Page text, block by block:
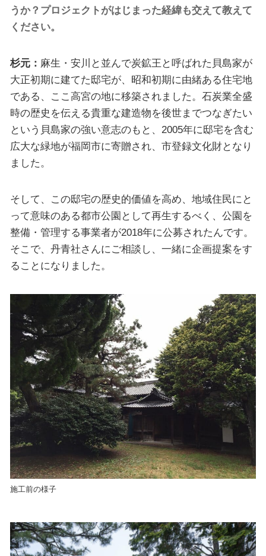
うか？プロジェクトがはじまった経緯も交えて教えて
ください。
杉元： 麻生・安川と並んで炭鉱王と呼ばれた貝島家が
大正初期に建てた邸宅が、昭和初期に由緒ある住宅地
である、ここ高宮の地に移築されました。石炭業全盛
時の歴史を伝える貴重な建造物を後世までつなぎたい
という貝島家の強い意志のもと、2005年に邸宅を含む
広大な緑地が福岡市に寄贈され、市登録文化財となり
ました。
そして、この邸宅の歴史的価値を高め、地域住民にと
って意味のある都市公園として再生するべく、公園を
整備・管理する事業者が2018年に公募されたんです。
そこで、丹青社さんにご相談し、一緒に企画提案をす
ることになりました。
施工前の様子